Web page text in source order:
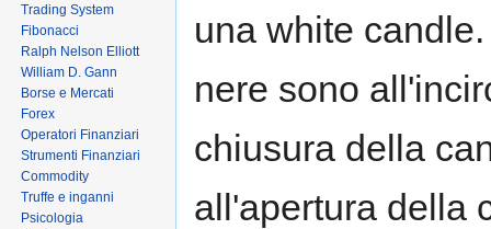
una white
nere sono
chiusura della
all'apertura della
Trading System
Fibonacci
Ralph Nelson Elliott
William D. Gann
Borse e Mercati
Forex
Operatori Finanziari
Strumenti Finanziari
Commodity
Truffe e inganni
Psicologia